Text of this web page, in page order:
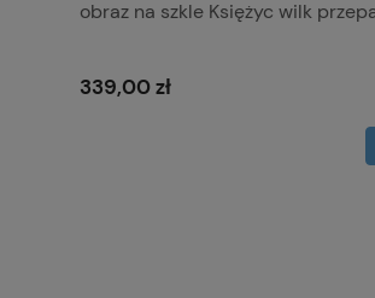
obraz na szkle Księżyc wilk
339,00 zł